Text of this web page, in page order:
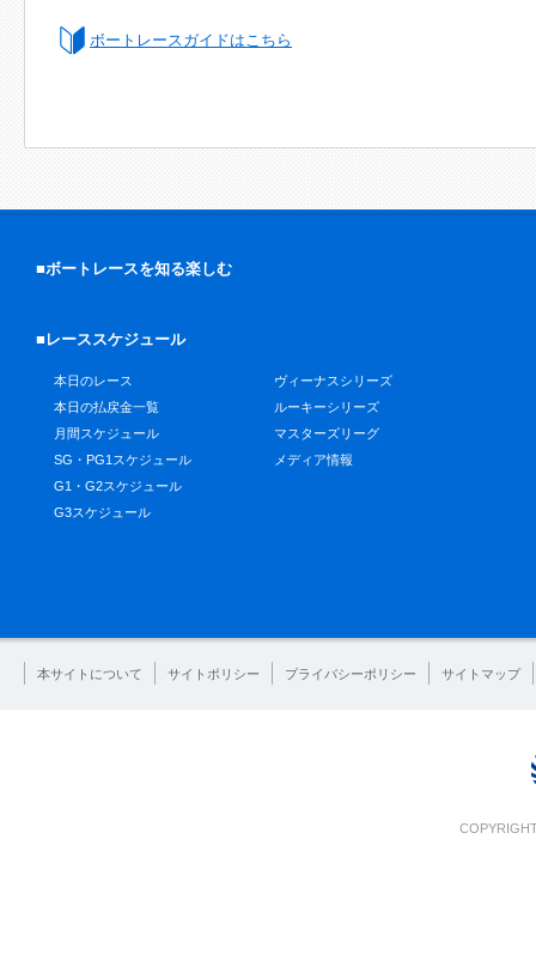
ボートレースガイドはこちら
■ボートレースを知る楽しむ
■レーススケジュール
本日のレース
本日の払戻金一覧
月間スケジュール
SG・PG1スケジュール
G1・G2スケジュール
G3スケジュール
ヴィーナスシリーズ
ルーキーシリーズ
マスターズリーグ
メディア情報
本サイトについて サイトポリシー プライバシーポリシー サイトマップ